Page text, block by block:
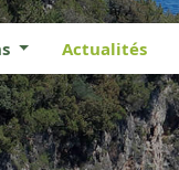
Actualités